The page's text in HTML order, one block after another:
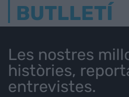
BUTLLETÍ
Les nostres
històries,
entrevistes.